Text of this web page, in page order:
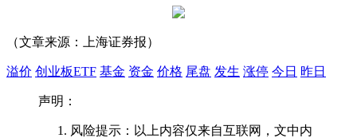
（文章来源：上海证券报）
溢价 创业板ETF 基金 资金 价格 尾盘 发生 涨停 今日 昨日
声明：
风险提示：以上内容仅来自互联网，文中内